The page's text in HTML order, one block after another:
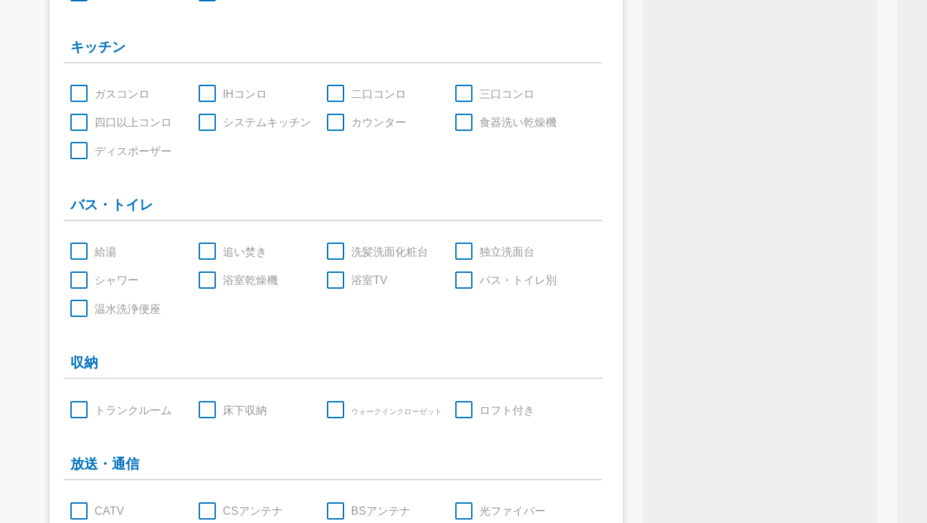
キッチン
ガスコンロ IHコンロ 二口コンロ 三口コンロ
四口以上コンロ システムキッチン カウンター 食器洗い乾燥機
ディスポーザー
バス・トイレ
給湯 追い焚き 洗髪洗面化粧台 独立洗面台
シャワー 浴室乾燥機 浴室TV バス・トイレ別
温水洗浄便座
収納
トランクルーム 床下収納 ウォークインクローゼット ロフト付き
放送・通信
CATV CSアンテナ BSアンテナ 光ファイバー